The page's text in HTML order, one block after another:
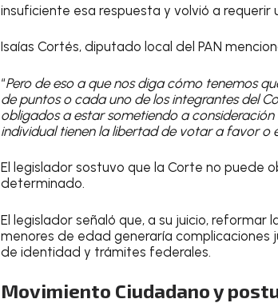
insuficiente esa respuesta y volvió a requerir
Isaías Cortés, diputado local del PAN
“Pero de eso a que nos diga cómo tenemos
de puntos o cada uno de los integrantes del
obligados a estar sometiendo a
individual tienen la libertad de votar a favor o
El legislador sostuvo que la Corte no puede
determinado.
El legislador señaló que, a su juicio, reformar
menores de edad generaría
de identidad y trámites federales.
Movimiento Ciudadano y